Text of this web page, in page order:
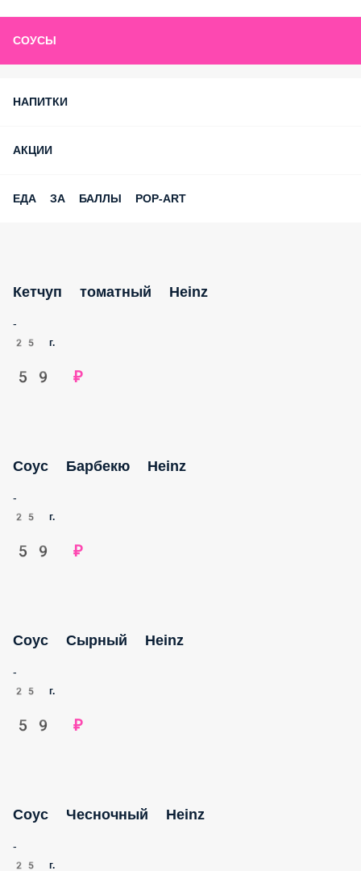
СОУСЫ
НАПИТКИ
АКЦИИ
ЕДА ЗА БАЛЛЫ POP-ART
Кетчуп томатный Heinz
-
25 г.
59 ₽
Соус Барбекю Heinz
-
25 г.
59 ₽
Соус Сырный Heinz
-
25 г.
59 ₽
Соус Чесночный Heinz
25 г.